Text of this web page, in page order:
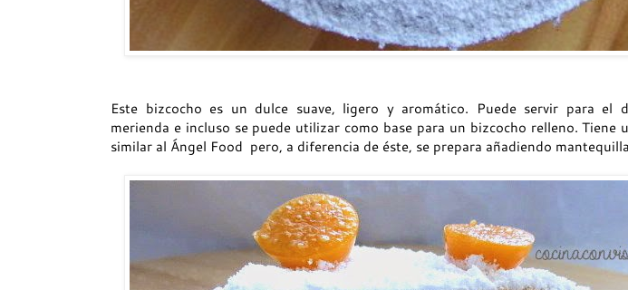
Este bizcocho es un dulce suave, ligero y aromático. Puede servir para el
merienda e incluso se puede utilizar como base para un bizcocho relleno. Tiene
similar al Ángel Food pero, a diferencia de éste, se prepara añadiendo